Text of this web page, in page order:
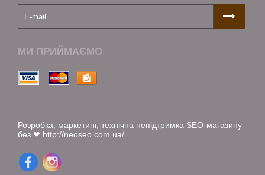
МИ ПРИЙМАЄМО
Розробка, маркетинг, технічна непідтримка SEO-магазину
без ❤ http://neoseo.com.ua/